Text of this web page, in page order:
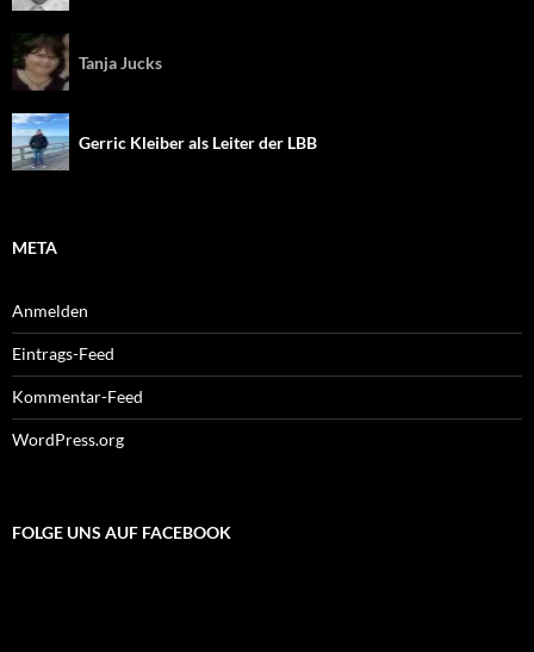
Tanja Jucks
Gerric Kleiber als Leiter der LBB
META
Anmelden
Eintrags-Feed
Kommentar-Feed
WordPress.org
FOLGE UNS AUF FACEBOOK